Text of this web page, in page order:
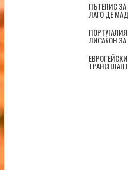
ПЪТЕПИС ЗА
ЛАГО ДЕ
ЛИСАБОН